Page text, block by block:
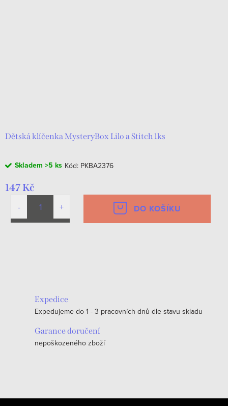
Dětská klíčenka MysteryBox Lilo a Stitch 1ks
Skladem >5 ks Kód: PKBA2376
147 Kč
DO KOŠÍKU
k
Expedice
Expedujeme do 1 - 3 pracovních dnů dle stavu skladu
Garance doručení
nepoškozeného zboží